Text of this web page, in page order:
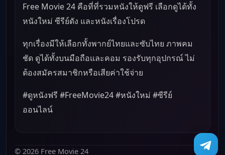
Free Movie 24 คือที่ที่รวมหนังให้ดูฟรี เลือกดูได้ทั้ง
หนังใหม่ ซีรีย์ดัง และหนังเรื่องโปรด
ทุกเรื่องมีให้เลือกทั้งพากย์ไทยและซับไทย ภาพคม
ชัด ดูได้ทั้งบนมือถือและคอม รองรับทุกอุปกรณ์ ไม่
ต้องสมัครสมาชิกหรือเสียค่าใช้จ่าย
#ดูหนังฟรี #FreeMovie24 #หนังใหม่ #ซีรีย์
ออนไลน์
© 2026 Free Movie 24